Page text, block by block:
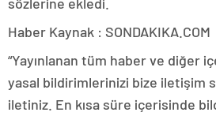
Haber Kaynak : SONDAKIKA.COM
“Yayınlanan tüm haber ve diğer
yasal bildirimlerinizi bize iletişim
iletiniz. En kısa süre içerisinde